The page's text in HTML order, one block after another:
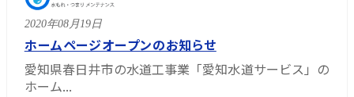
2020年08月19日
ホームページオープンのお知らせ
愛知県春日井市の水道工事業「愛知水道サービス」の
ホーム...